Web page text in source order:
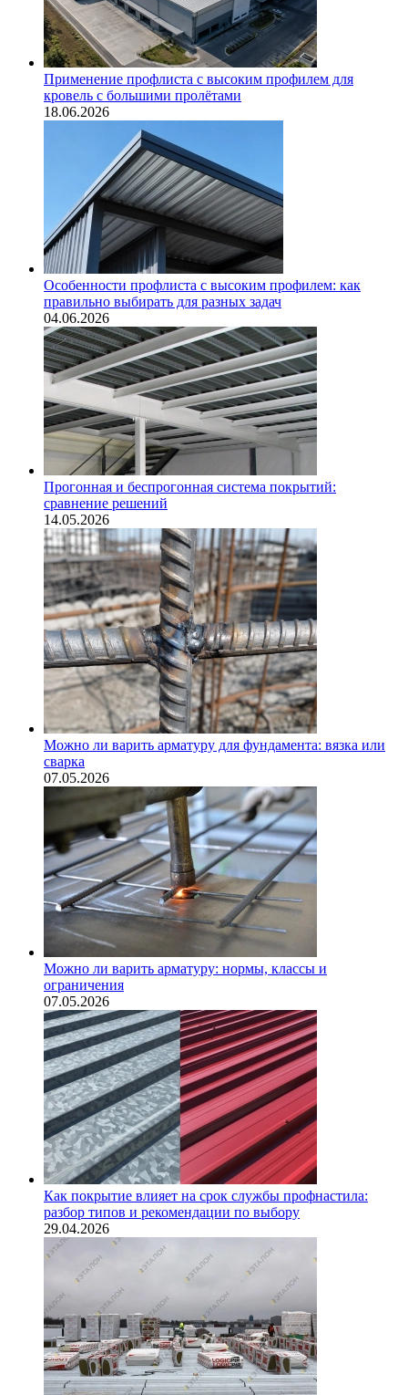
Применение профлиста с высоким профилем для
кровель с большими пролётами
18.06.2026
Особенности профлиста с высоким профилем: как
правильно выбирать для разных задач
04.06.2026
Прогонная и беспрогонная система покрытий:
сравнение решений
14.05.2026
Можно ли варить арматуру для фундамента: вязка или
сварка
07.05.2026
Можно ли варить арматуру: нормы, классы и
ограничения
07.05.2026
Как покрытие влияет на срок службы профнастила:
разбор типов и рекомендации по выбору
29.04.2026